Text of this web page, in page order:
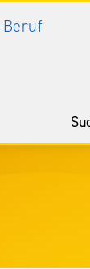
Beruf